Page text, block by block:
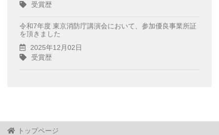
受賞歴
令和7年度 東京消防庁講演会において、参加優良事業所証
を頂きました
2025年12月02日
受賞歴
トップページ